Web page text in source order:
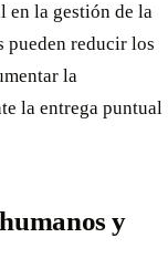
la gestión de la
pueden reducir los
la
la entrega puntual
y